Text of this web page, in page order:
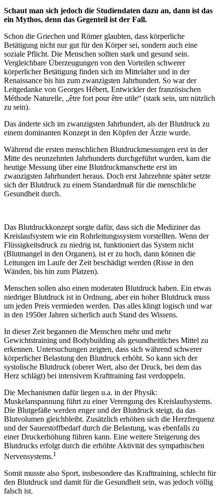
Schaut man sich jedoch die Studiendaten dazu an, dann ist das
ein Mythos, denn das Gegenteil ist der Fall.
Schon die Griechen und Römer glaubten, dass körperliche
Betätigung nicht nur gut für den Körper sei, sondern auch eine
soziale Pflicht. Die Menschen sollten stark und gesund sein.
Vergleichbare Überzeugungen von den Vorteilen schwerer
körperlicher Betätigung finden sich im Mittelalter und in der
Renaissance bis hin zum zwanzigsten Jahrhundert. So war der
Leitgedanke von Georges Hébert, Entwickler der französischen
Méthode Naturelle, „être fort pour être utile“ (stark sein, um nützlich
zu sein).
Das änderte sich im zwanzigsten Jahrhundert, als der Blutdruck zu
einem dominanten Konzept in den Köpfen der Ärzte wurde.
Während die ersten menschlichen Blutdruckmessungen erst in der
Mitte des neunzehnten Jahrhunderts durchgeführt wurden, kam die
heutige Messung über eine Blutdruckmanschette erst im
zwanzigsten Jahrhundert heraus. Doch erst Jahrzehnte später setzte
sich der Blutdruck zu einem Standardmaß für die menschliche
Gesundheit durch.
Das Blutdruckkonzept sorgte dafür, dass sich die Mediziner das
Kreislaufsystem wie ein Rohrleitungssystem vorstellten. Wenn der
Flüssigkeitsdruck zu niedrig ist, funktioniert das System nicht
(Blutmangel in den Organen), ist er zu hoch, dann können die
Leitungen im Laufe der Zeit beschädigt werden (Risse in den
Wänden, bis hin zum Platzen).
Menschen sollen also einen moderaten Blutdruck haben. Ein etwas
niedriger Blutdruck ist in Ordnung, aber ein hoher Blutdruck muss
um jeden Preis vermieden werden. Das alles klingt logisch und war
in den 1950er Jahren sicherlich auch Stand des Wissens.
In dieser Zeit begannen die Menschen mehr und mehr
Gewichtstraining und Bodybuilding als gesundheitliches Mittel zu
erkennen. Untersuchungen zeigten, dass sich während schwerer
körperlicher Belastung den Blutdruck erhöht. So kann sich der
systolische Blutdruck (oberer Wert, also der Druck, bei dem das
Herz schlägt) bei intensivem Krafttraining fast verdoppeln.
Die Mechanismen dafür liegen u.a. in der Physik:
Muskelanspannung führt zu einer Verengung des Kreislaufsystems.
Die Blutgefäße werden enger und der Blutdruck steigt, da das
Blutvolumen gleichbleibt. Zusätzlich erhöhen sich die Herzfrequenz
und der Sauerstoffbedarf durch die Belastung, was ebenfalls zu
einer Druckerhöhung führen kann. Eine weitere Steigerung des
Blutdrucks erfolgt durch die erhöhte Aktivität des sympathischen
Nervensystems.1
Somit musste also Sport, insbesondere das Krafttraining, schlecht für
den Blutdruck und damit für die Gesundheit sein, was jedoch völlig
falsch ist.